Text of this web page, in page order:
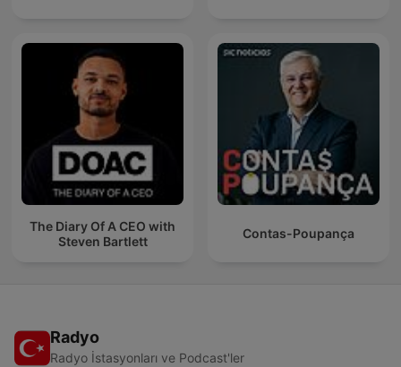
The Diary Of A CEO with
Steven Bartlett
Contas-Poupança
Radyo
Radyo İstasyonları ve Podcast'ler